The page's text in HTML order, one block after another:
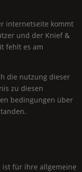
internetseite kommt
und der Knief &
fehlt es am
die nutzung dieser
zu diesen
bedingungen über
für ihre allgemeine